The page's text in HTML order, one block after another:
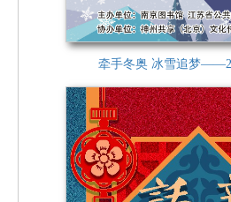
牵手冬奥 冰雪追梦